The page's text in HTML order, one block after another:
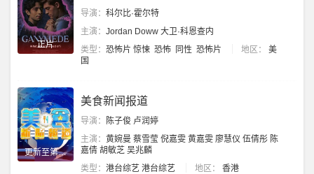
正片
导演： 科尔比·霍尔特
主演： Jordan Doww 大卫·科恩查内
类型： 恐怖片 惊悚 恐怖 同性 恐怖片 地区：
美
国
更新至第399期
美食新闻报道
导演： 陈子俊 卢润婷
主演： 黄婉曼 蔡雪莹 倪嘉雯 黄嘉雯 廖慧仪 伍倩彤 陈
嘉倩 胡敏芝 吴兆麟
类型： 港台综艺 港台综艺 地区： 香港